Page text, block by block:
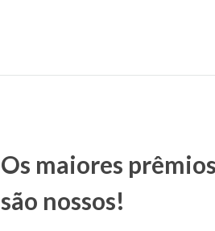
Os maiores prêmios
são nossos!